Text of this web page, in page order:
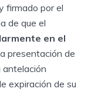
firmado por el
de que el
en el
presentación de
antelación
expiración de su